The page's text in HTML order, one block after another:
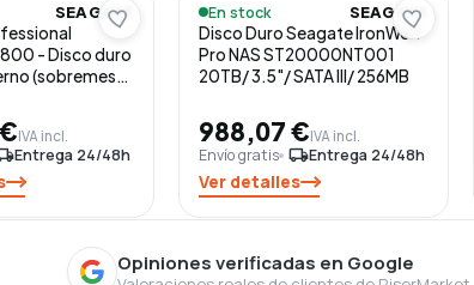
SEAGATE
- Disco duro
(sobremesa)
Seagate
IVA incl.
Entrega 24/48h
En stock SEAGATE
Disco Duro Seagate IronWolf
Pro NAS ST20000NT001
20TB/ 3.5"/ SATA III/ 256MB
988,07 €IVA incl.
Envío gratis local_shippingEntrega 24/48h
Ver detalles
Opiniones verificadas en Google